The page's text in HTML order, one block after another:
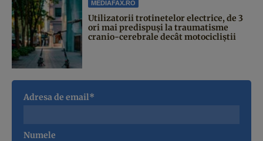
MEDIAFAX.RO
Utilizatorii trotinetelor electrice, de 3
ori mai predispuși la traumatisme
cranio-cerebrale decât motocicliștii
Adresa de email*
Numele